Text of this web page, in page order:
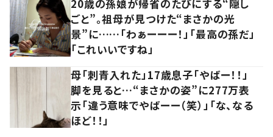
20歳の孫娘が帰省のたびにする“隠し
ごと”。祖母が見つけた“まさかの光
景”に……「わぁーーー！」「最高の孫だ」
「これいいですね」
母「刺青入れた」17歳息子「やばー！！」
脚を見ると…“まさかの姿”に277万表
示「違う意味でやばーー（笑）」「な、なる
ほど！！」